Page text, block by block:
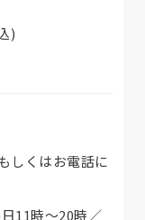
)
しくはお電話に
11時～20時／